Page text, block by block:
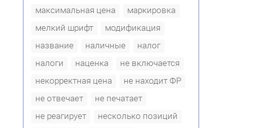
максимальная цена
маркировка
мелкий шрифт
модификация
название
наличные
налог
налоги
наценка
не включается
некорректная цена
не находит ФР
не отвечает
не печатает
не реагирует
несколько позиций